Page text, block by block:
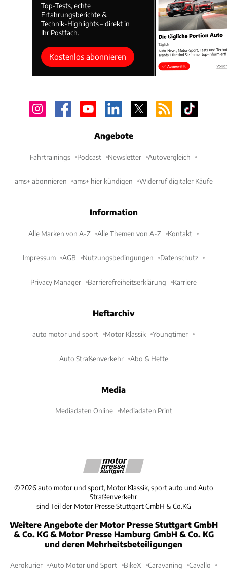
Top-Tests, echte
Erfahrungsberichte &
Technik-Highlights – direkt in
Ihr Postfach.
Kostenlos abonnieren
Angebote
Fahrtrainings Podcast Newsletter Autovergleich
ams+ abonnieren ams+ hier kündigen Widerruf digitaler Käufe
Information
Alle Marken von A-Z Alle Themen von A-Z Kontakt
Impressum AGB Nutzungsbedingungen Datenschutz
Privacy Manager Barrierefreiheitserklärung Karriere
Heftarchiv
auto motor und sport Motor Klassik Youngtimer
Auto Straßenverkehr Abo & Hefte
Media
Mediadaten Online Mediadaten Print
©2026 auto motor und sport, Motor Klassik, sport auto und Auto
Straßenverkehr
sind Teil der Motor Presse Stuttgart GmbH & Co.KG
Weitere Angebote der Motor Presse Stuttgart GmbH
& Co. KG & Motor Presse Hamburg GmbH & Co. KG
und deren Mehrheitsbeteiligungen
Aerokurier Auto Motor und Sport BikeX Caravaning Cavallo